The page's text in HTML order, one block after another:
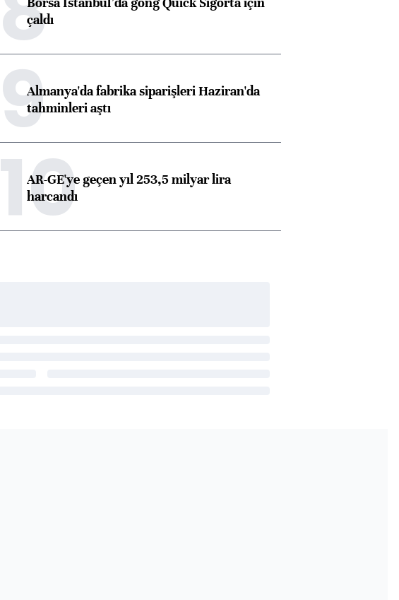
çaldı
9Almanya'da fabrika siparişleri Haziran'da
tahminleri aştı
10
AR-GE'ye geçen yıl 253,5 milyar lira
harcandı